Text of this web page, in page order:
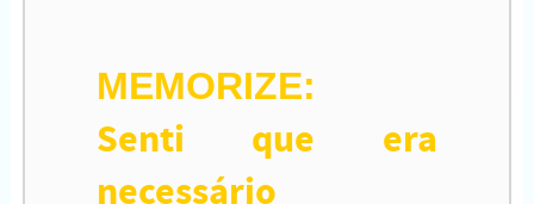
MEMORIZE:
Senti que era
necessário